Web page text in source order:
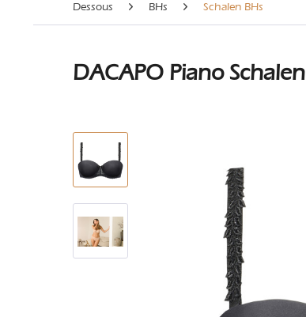
Dessous BHs Schalen BHs
DACAPO Piano